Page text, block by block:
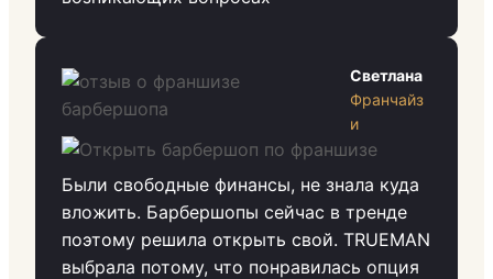
Светлана
Франчайз
и
Были свободные финансы, не знала куда
вложить. Барбершопы сейчас в тренде
поэтому решила открыть свой. TRUEMAN
выбрала потому, что понравилась опция